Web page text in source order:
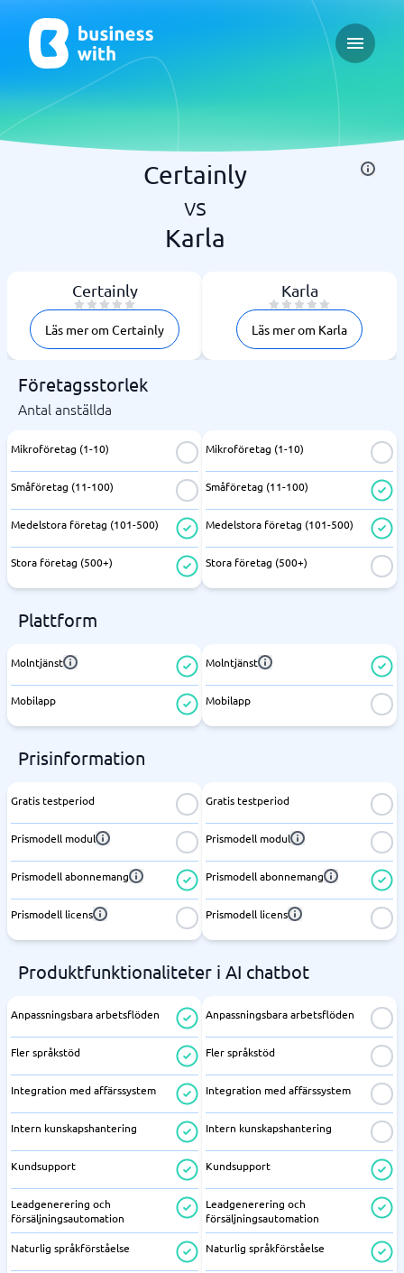
Open
Certainly
vs
Karla
Certainly
Läs mer om Certainly
Karla
Läs mer om Karla
Företagsstorlek
Antal anställda
Mikroföretag (1-10)
Småföretag (11-100)
Medelstora företag (101-500)
Stora företag (500+)
Mikroföretag (1-10)
Småföretag (11-100)
Medelstora företag (101-500)
Stora företag (500+)
Plattform
Molntjänst
Mobilapp
Molntjänst
Mobilapp
Prisinformation
Gratis testperiod
Prismodell modul
Prismodell abonnemang
Prismodell licens
Gratis testperiod
Prismodell modul
Prismodell abonnemang
Prismodell licens
Produktfunktionaliteter i AI chatbot
Anpassningsbara arbetsflöden
Fler språkstöd
Integration med affärssystem
Intern kunskapshantering
Kundsupport
Leadgenerering och
försäljningsautomation
Naturlig språkförståelse
Anpassningsbara arbetsflöden
Fler språkstöd
Integration med affärssystem
Intern kunskapshantering
Kundsupport
Leadgenerering och
försäljningsautomation
Naturlig språkförståelse